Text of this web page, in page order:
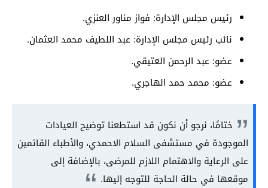
رئيس مجلس الإدارة: فواز مناور العنزي.
نائب رئيس مجلس الإدارة: عبد اللطيف محمد العثمان.
عضو: عبد الرحمن العتيقي.
عضو: محمد حمد الهاجري.
ختامًا، نرجو أن نكون قد استطعنا توضيح العيادات
الموجودة في مستشفى السلام الاحمدي، والأطباء القائمين
على الرعاية والاهتمام اللازم للمرضى، بالإضافة إلى
موقعها في حالة الحاجة للتوجه إليها.